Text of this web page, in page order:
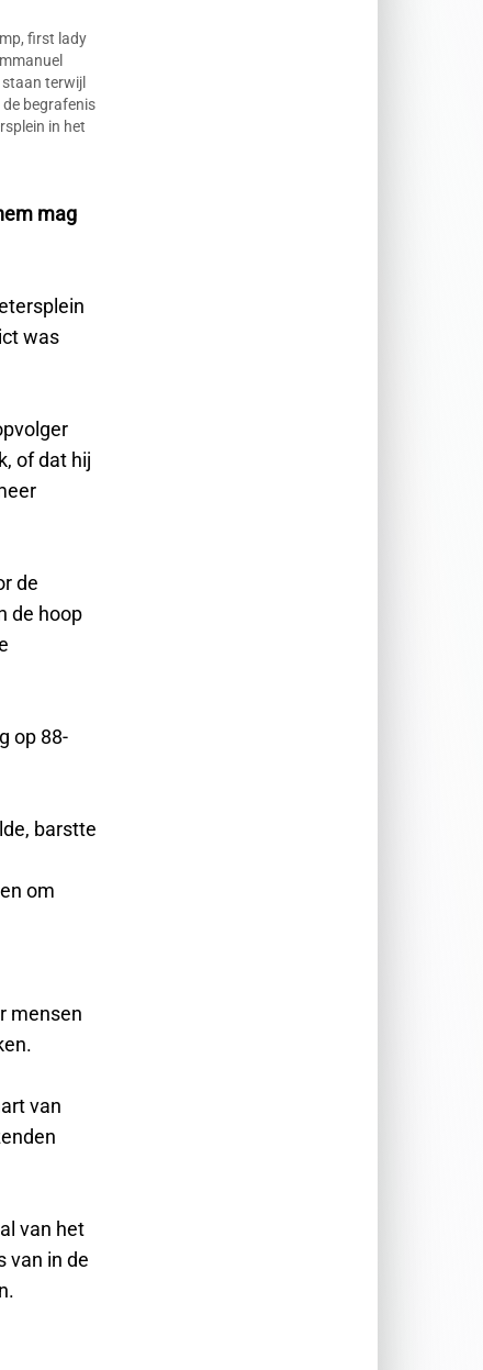
first lady
​​terwijl
begrafenis
in het
mag
was
of dat hij
de
de hoop
op 88-
barstte
om
mensen
van
van het
van in de